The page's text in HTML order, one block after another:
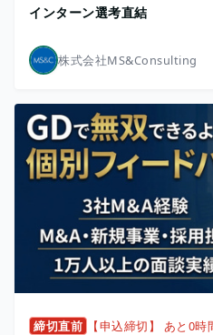
インターン選考直結
株式会社MS&Consulting
締切直前 【申込締切】 あと0時